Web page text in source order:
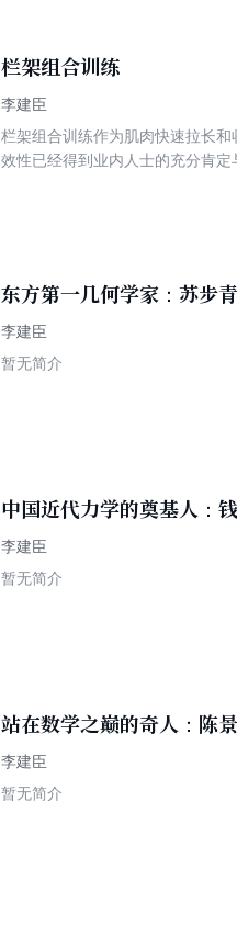
栏架组合训练
李建臣
栏架组合训练作为肌肉快速拉长
效性已经得到业内人士的充分肯
习动作，都配有文字和插图扼要
务。
东方第一几何学家：苏步青
李建臣
暂无简介
中国近代力学的奠基人：
李建臣
暂无简介
站在数学之巅的奇人：陈
李建臣
暂无简介